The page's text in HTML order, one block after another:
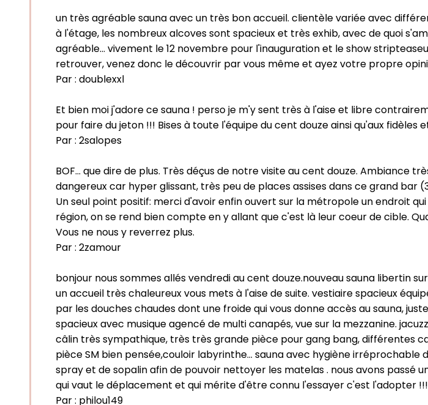
un très agréable sauna avec un très bon accueil. clientèle variée avec
à l'étage, les nombreux alcoves sont spacieux et très exhib, avec de quoi
agréable... vivement le 12 novembre pour l'inauguration et le show
retrouver, venez donc le découvrir par vous même et ayez votre propre
Par : doublexxl
Et bien moi j'adore ce sauna ! perso je m'y sent très à l'aise et libre
pour faire du jeton !!! Bises à toute l'équipe du cent douze ainsi qu'aux fidèles
Par : 2salopes
BOF... que dire de plus. Très déçus de notre visite au cent douze.
dangereux car hyper glissant, très peu de places assises dans ce grand
Un seul point positif: merci d'avoir enfin ouvert sur la métropole un endroit
région, on se rend bien compte en y allant que c'est là leur coeur de cible.
Vous ne nous y reverrez plus.
Par : 2zamour
bonjour nous sommes allés vendredi au cent douze.nouveau sauna libertin
un accueil très chaleureux vous mets à l'aise de suite. vestiaire spacieux
par les douches chaudes dont une froide qui vous donne accès au sauna,
spacieux avec musique agencé de multi canapés, vue sur la mezzanine.
câlin très sympathique, très très grande pièce pour gang bang, différentes
pièce SM bien pensée,couloir labyrinthe... sauna avec hygiène irréprochable
spray et de sopalin afin de pouvoir nettoyer les matelas . nous avons
qui vaut le déplacement et qui mérite d'être connu l'essayer c'est l'adopter
Par : philou149